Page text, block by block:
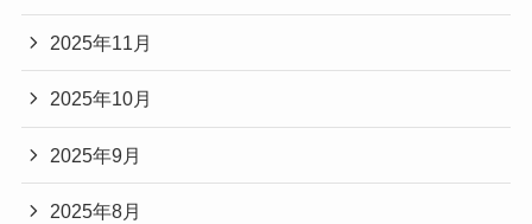
2025年11月
2025年10月
2025年9月
2025年8月